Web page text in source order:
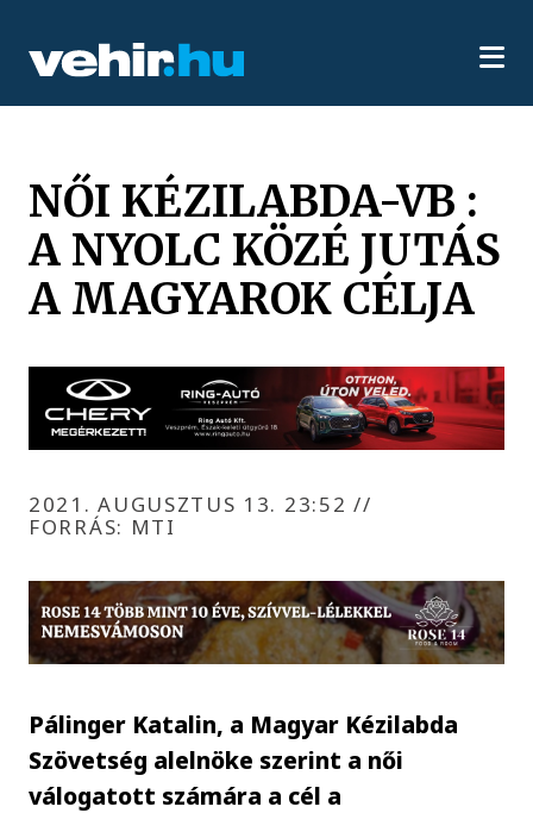
NŐI KÉZILABDA-VB :
A NYOLC KÖZÉ JUTÁS
A MAGYAROK CÉLJA
2021. AUGUSZTUS 13. 23:52//
FORRÁS: MTI
Pálinger Katalin, a Magyar Kézilabda
Szövetség alelnöke szerint a női
válogatott számára a cél a